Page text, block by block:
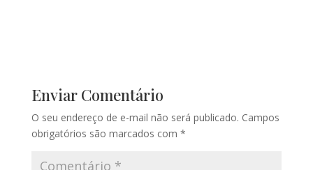
Enviar Comentário
O seu endereço de e-mail não será publicado. Campos
obrigatórios são marcados com *